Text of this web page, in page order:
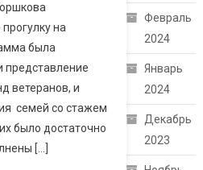
на
была
представление
ветеранов, и
семей со стажем
было достаточно
[…]
Февраль
2024
Январь
2024
Декабрь
2023